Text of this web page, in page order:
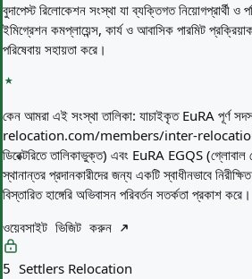
বুদাপেস্ট রিলোকেশন সংস্থা যা ব্যক্তিগত নিয়োগপ্রার্থী ও
ইমিগ্রেশন কমপ্লায়েন্স, কার্য ও আবাসিক পারমিট
পরিষেবায় সহায়তা করে।
কেন আমরা এই সংস্থা তালিকা: যাচাইকৃত EuRA পূর্ণ
relocation.com/members/inter-
ডিরেক্টরিতে তালিকাভুক্ত) এবং EuRA EGQS (গ্লোবাল
স্থানান্তর প্রদানকারীদের জন্য একটি স্বাধীনভাবে
বিস্তারিত হাঙ্গেরি অভিবাসন পরিবর্তন সতর্কতা প্রকাশ করে।
ওয়েবসাইট ভিজিট করুন
5 Settlers Relocation